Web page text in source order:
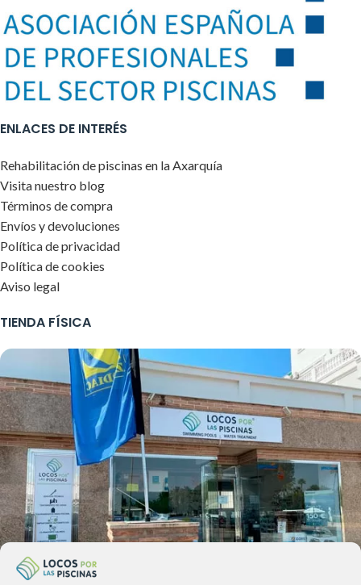
ENLACES DE INTERÉS
Rehabilitación de piscinas en la Axarquía
Visita nuestro blog
Términos de compra
Envíos y devoluciones
Política de privacidad
Política de cookies
Aviso legal
TIENDA FÍSICA